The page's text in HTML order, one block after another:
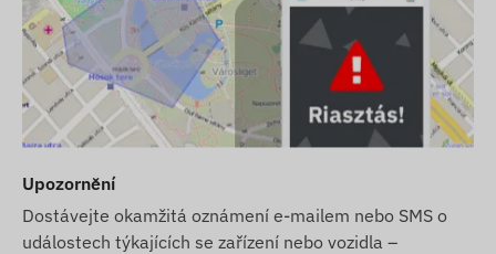
Upozornění
Dostávejte okamžitá oznámení e-mailem nebo SMS o
událostech týkajících se zařízení nebo vozidla –